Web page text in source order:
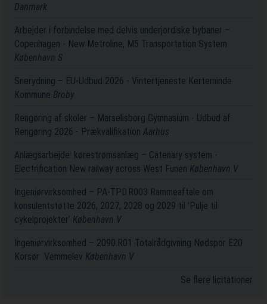
Danmark
Arbejder i forbindelse med delvis underjordiske bybaner –
Copenhagen - New Metroline, M5 Transportation System
København S
Snerydning – EU-Udbud 2026 - Vintertjeneste Kerteminde
Kommune Broby
Rengøring af skoler – Marselisborg Gymnasium - Udbud af
Rengøring 2026 - PrækvalifikationAarhus
Anlægsarbejde: kørestrømsanlæg – Catenary system -
Electrification New railway across West Funen København V
Ingeniørvirksomhed – PA-TPD.R003 Rammeaftale om
konsulentstøtte 2026, 2027, 2028 og 2029 til ’Pulje til
cykelprojekter’ København V
Ingeniørvirksomhed – 2090.R01 Totalrådgivning Nødspor E20
Korsør ­ Vemmelev København V
Se flere licitationer